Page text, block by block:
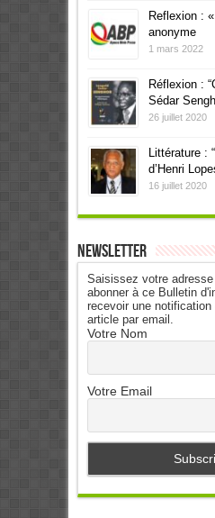
Reflexion :
anonyme
1 mars 2022
Réflexion :
Sédar
26 juillet 2020
Littérature :
d’Henri
16 juillet 2020
Newsletter
Saisissez votre
abonner à ce Bulletin
recevoir une notification
article par email.
Votre Nom
Votre Email